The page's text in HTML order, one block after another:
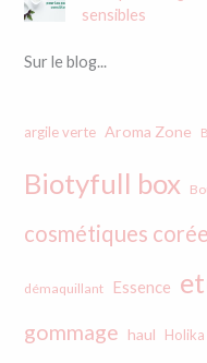
sensibles
Sur le blog...
argile verte Aroma Zone
Biotyfull box
cosmétiques
démaquillant Essence
gommage haul